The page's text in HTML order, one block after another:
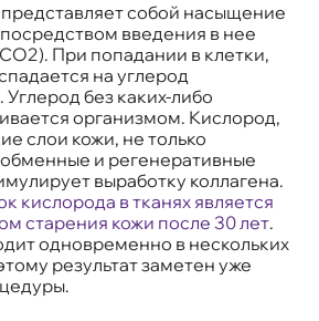
собой насыщение
введения в нее
При попадании в клетки,
на углерод
без каких-либо
организмом. Кислород,
слои кожи, не только
и регенеративные
выработку коллагена.
кислорода в тканях является
старения кожи после 30 лет.
одновременно в нескольких
результат заметен уже